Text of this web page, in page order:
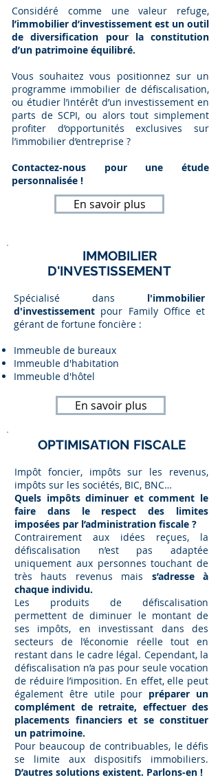
Considéré comme une valeur refuge,
l’immobilier d’investissement est un outil
de diversification pour la constitution
d’un patrimoine équilibré.
Vous souhaitez vous positionnez sur un
programme immobilier de défiscalisation,
ou étudier l’intérêt d’un investissement en
parts de SCPI, ou alors tout simplement
profiter d’opportunités exclusives sur
l’immobilier d’entreprise ?
Contactez-nous pour une étude
personnalisée !
En savoir plus
IMMOBILIER
D'INVESTISSEMENT
Spécialisé dans l'immobilier
d'investissement pour Family Office et
gérant de fortune foncière :
Immeuble de bureaux
Immeuble d'habitation
Immeuble d'hôtel
En savoir plus
OPTIMISATION FISCALE
Impôt foncier, impôts sur les revenus,
impôts sur les sociétés, BIC, BNC…
Quels impôts diminuer et comment le
faire dans le respect des limites
imposées par l’administration fiscale ?
Contrairement aux idées reçues, la
défiscalisation n’est pas adaptée
uniquement aux personnes touchant de
très hauts revenus mais s’adresse à
chaque individu.
Les produits de défiscalisation
permettent de diminuer le montant de
ses impôts, en investissant dans des
secteurs de l’économie réelle tout en
restant dans le cadre légal. Cependant, la
défiscalisation n’a pas pour seule vocation
de réduire l’imposition. En effet, elle peut
également être utile pour préparer un
complément de retraite, effectuer des
placements financiers et se constituer
un patrimoine.
Pour beaucoup de contribuables, le défis
se limite aux dispositifs immobiliers.
D’autres solutions existent. Parlons-en !